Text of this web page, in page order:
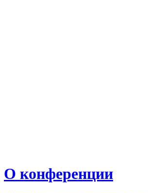
О конференции